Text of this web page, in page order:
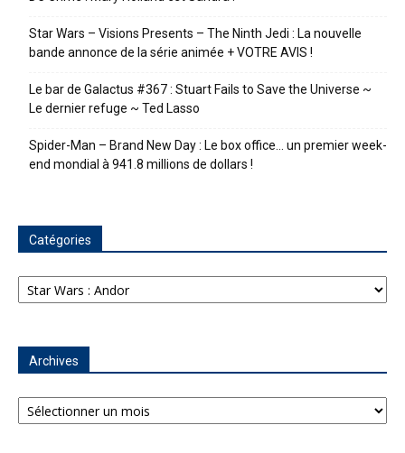
Star Wars – Visions Presents – The Ninth Jedi : La nouvelle
bande annonce de la série animée + VOTRE AVIS !
Le bar de Galactus #367 : Stuart Fails to Save the Universe ~
Le dernier refuge ~ Ted Lasso
Spider-Man – Brand New Day : Le box office… un premier week-
end mondial à 941.8 millions de dollars !
Catégories
Catégories
Archives
Archives